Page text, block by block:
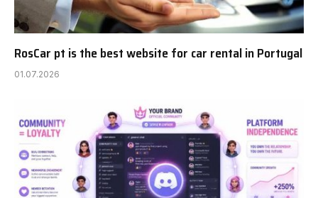
RosCar pt is the best website for car rental in Portugal
01.07.2026